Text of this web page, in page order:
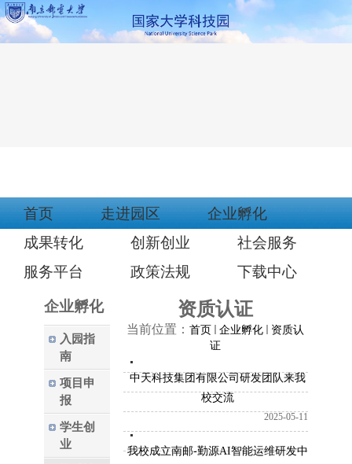
首页 走进园区
企业孵化
成果转化
创新创业
社会服务
服务平台
政策法规 下载中心
企业孵化
入园指
南
项目申
报
学生创
业
资质认证
当前位置：首页 企业孵化
资质认
证
中天科技集团有限公司研发团队来我
校交流
2025-05-11
我校成立南邮-勤源AI智能运维研发中